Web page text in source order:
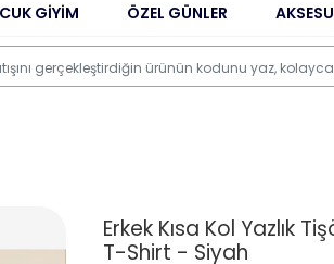
GİYİM ÖZEL GÜNLER
Erkek Kısa Kol Yazlık
T-Shirt - Siyah